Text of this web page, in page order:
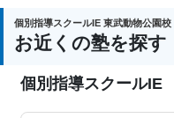
通塾の目的
策、
対策
策、
個別指導スクールIE 東武動物公園校
お近くの塾を探す
個別指導スクールIE